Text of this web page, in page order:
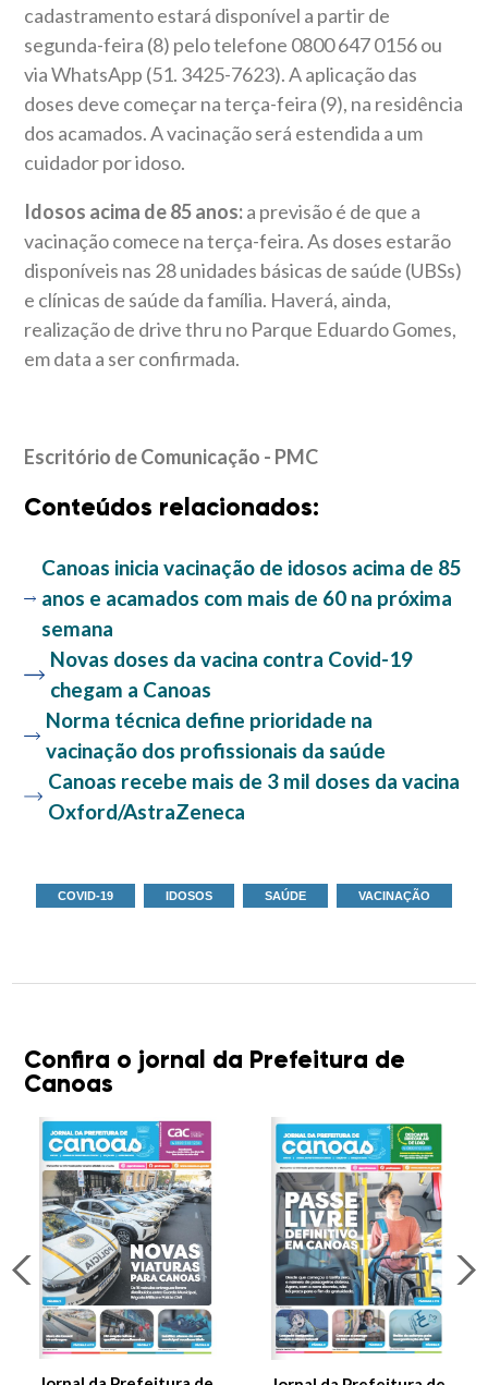
cadastramento estará disponível a partir de
segunda-feira (8) pelo telefone 0800 647 0156 ou
via WhatsApp (51. 3425-7623). A aplicação das
doses deve começar na terça-feira (9), na residência
dos acamados. A vacinação será estendida a um
cuidador por idoso.
Idosos acima de 85 anos:a previsão é de que a
vacinação comece na terça-feira. As doses estarão
disponíveis nas 28 unidades básicas de saúde (UBSs)
e clínicas de saúde da família. Haverá, ainda,
realização de drive thru no Parque Eduardo Gomes,
em data a ser confirmada.
Escritório de Comunicação - PMC
Conteúdos relacionados:
Canoas inicia vacinação de idosos acima de 85
anos e acamados com mais de 60 na próxima
semana
Novas doses da vacina contra Covid-19
chegam a Canoas
Norma técnica define prioridade na
vacinação dos profissionais da saúde
Canoas recebe mais de 3 mil doses da vacina
Oxford/AstraZeneca
COVID-19 IDOSOS SAÚDE VACINAÇÃO
Confira o jornal da Prefeitura de
Canoas